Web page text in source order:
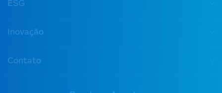
ESG
Inovação
Contato